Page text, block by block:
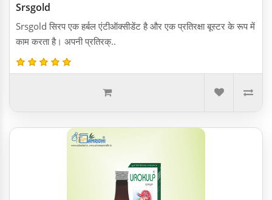
Srsgold
Srsgold सिरप एक हर्बल एंटीऑक्सीडेंट है और एक प्रतिरक्षा बूस्टर के रूप में
काम करता है। अपनी प्रतिरक्..